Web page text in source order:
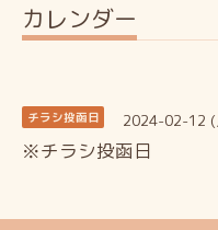
カレンダー
チラシ投函日 2024-02-12
※チラシ投函日